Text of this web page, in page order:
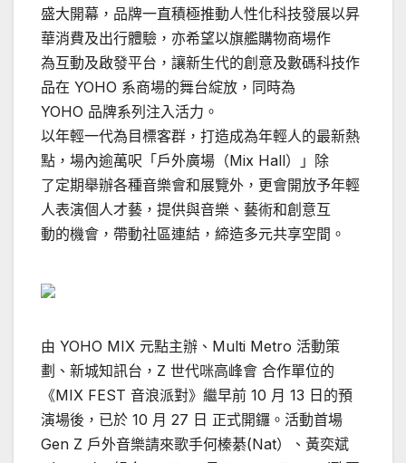
盛大開幕，品牌一直積極推動人性化科技發展以昇
華消費及出行體驗，亦希望以旗艦購物商場作
為互動及啟發平台，讓新生代的創意及數碼科技作
品在 YOHO 系商場的舞台綻放，同時為
YOHO 品牌系列注入活力。
以年輕一代為目標客群，打造成為年輕人的最新熱
點，場內逾萬呎「戶外廣場（Mix Hall）」除
了定期舉辦各種音樂會和展覽外，更會開放予年輕
人表演個人才藝，提供與音樂、藝術和創意互
動的機會，帶動社區連結，締造多元共享空間。
由 YOHO MIX 元點主辦、Multi Metro 活動策
劃、新城知訊台，Z 世代咪高峰會 合作單位的
《MIX FEST 音浪派對》繼早前 10 月 13 日的預
演場後，已於 10 月 27 日 正式開鑼。活動首場
Gen Z 戶外音樂請來歌手何榛綦(Nat）、黃奕斌